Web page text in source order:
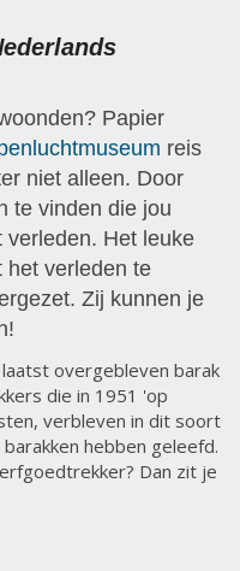
Papier
reis
niet alleen. Door
te vinden die jou
verleden. Het leuke
het verleden te
Zij kunnen je
overgebleven barak
die in 1951 'op
verbleven in dit soort
barakken hebben geleefd.
Dan zit je